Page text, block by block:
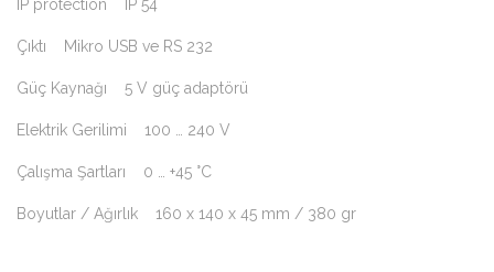
IP protection IP 54
Çıktı Mikro USB ve RS 232
Güç Kaynağı 5 V güç adaptörü
Elektrik Gerilimi 100 … 240 V
Çalışma Şartları 0 … +45 °C
Boyutlar / Ağırlık 160 x 140 x 45 mm / 380 gr